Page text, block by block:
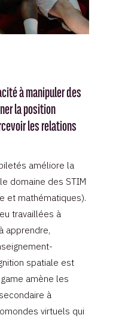
à manipuler des
la position
les relations
améliore la
domaine des STIM
et mathématiques).
travaillées à
apprendre,
spatiale est
amène les
à
virtuels qui